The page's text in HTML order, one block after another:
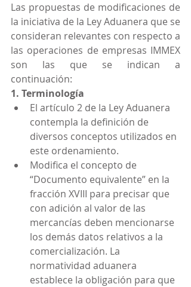
Las propuestas de modificaciones de
la iniciativa de la Ley Aduanera que se
consideran relevantes con respecto a
las operaciones de empresas IMMEX
son las que se indican a
continuación:
1. Terminología
El artículo 2 de la Ley Aduanera
contempla la definición de
diversos conceptos utilizados en
este ordenamiento.
Modifica el concepto de
“Documento equivalente” en la
fracción XVIII para precisar que
con adición al valor de las
mercancías deben mencionarse
los demás datos relativos a la
comercialización. La
normatividad aduanera
establece la obligación para que